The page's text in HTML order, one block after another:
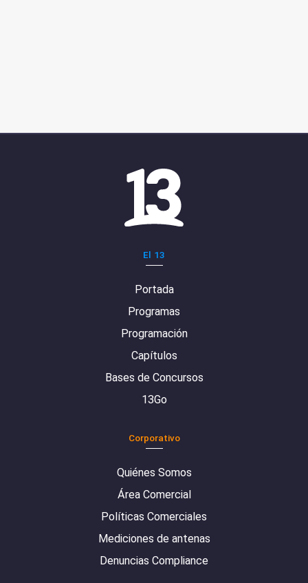
El 13
Portada
Programas
Programación
Capítulos
Bases de Concursos
13Go
Corporativo
Quiénes Somos
Área Comercial
Políticas Comerciales
Mediciones de antenas
Denuncias Compliance